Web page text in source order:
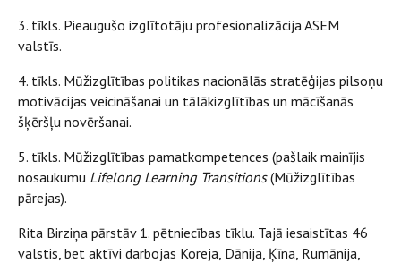
3. tīkls. Pieaugušo izglītotāju profesionalizācija ASEM
valstīs.
4. tīkls. Mūžizglītības politikas nacionālās stratēģijas pilsoņu
motivācijas veicināšanai un tālākizglītības un mācīšanās
šķēršļu novēršanai.
5. tīkls. Mūžizglītības pamatkompetences (pašlaik mainījis
nosaukumu Lifelong Learning Transitions(Mūžizglītības
pārejas).
Rita Birziņa pārstāv 1. pētniecības tīklu. Tajā iesaistītas 46
valstis, bet aktīvi darbojas Koreja, Dānija, Ķīna, Rumānija,